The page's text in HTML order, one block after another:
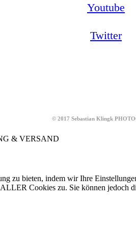
Youtube
Twitter
© 2017 Sebastian Klingk
& VERSAND
zu bieten, indem wir Ihre
Cookies zu. Sie können